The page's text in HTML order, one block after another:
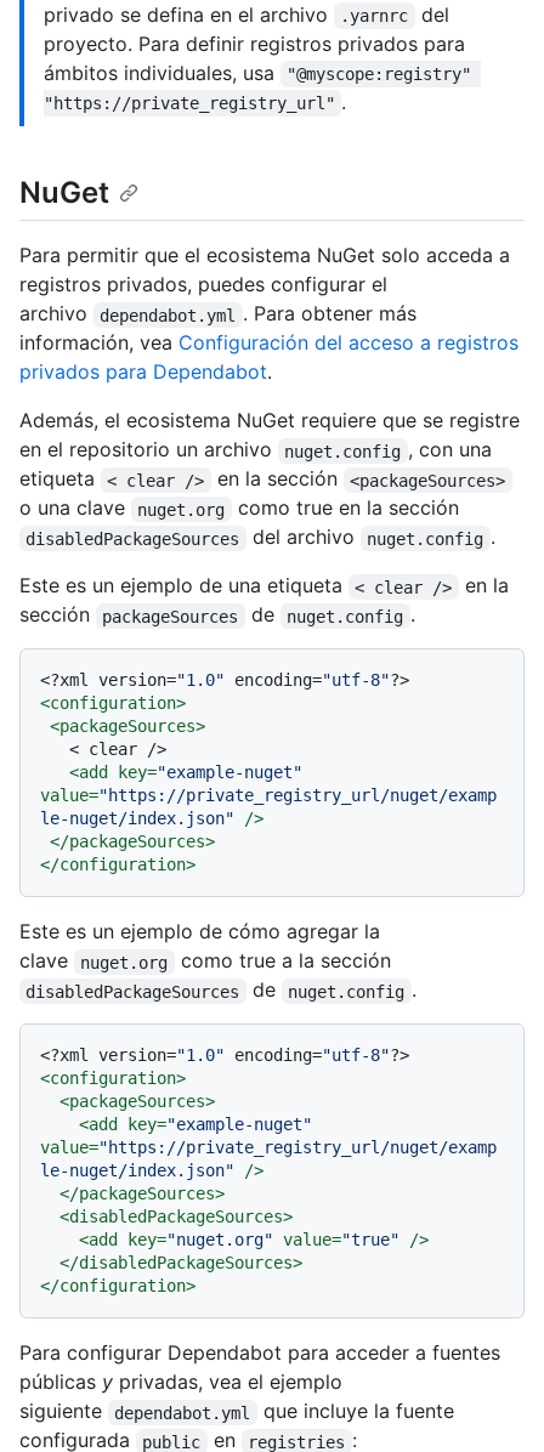
privado se defina en el archivo
.yarnrc
del
proyecto. Para definir registros privados para
ámbitos individuales, usa
"@myscope:registry"
"https://private_registry_url" .
NuGet
Para permitir que el ecosistema NuGet solo acceda a
registros privados, puedes configurar el
archivo
dependabot.yml
. Para obtener más
información, vea Configuración del acceso a registros
privados para Dependabot.
Además, el ecosistema NuGet requiere que se registre
en el repositorio un archivo
nuget.config , con una
etiqueta
< clear /> en la sección <packageSources>
o una clave nuget.org como true en la sección
disabledPackageSources del archivo nuget.config .
Este es un ejemplo de una etiqueta
< clear />
en la
sección
packageSources de nuget.config .
<?xml version="1.0" encoding="utf-8"?>
<configuration>
<packageSources>
<add key="example-nuget"
value="https://private_registry_url/nuget/examp
le-nuget/index.json" />
</packageSources>
</configuration>
Este es un ejemplo de cómo agregar la
clave
nuget.org como true a la sección
disabledPackageSources de nuget.config .
<?xml version="1.0" encoding="utf-8"?>
<configuration>
<packageSources>
<add key="example-nuget"
value="https://private_registry_url/nuget/examp
le-nuget/index.json" />
</packageSources>
<disabledPackageSources>
<add key="nuget.org" value="true" />
</disabledPackageSources>
</configuration>
Para configurar Dependabot para acceder a fuentes
públicas y privadas, vea el ejemplo
siguiente
dependabot.yml
que incluye la fuente
configurada
public en registries :